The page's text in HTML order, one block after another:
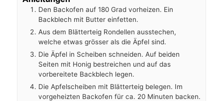
Den Backofen auf 180 Grad vorheizen. Ein
Backblech mit Butter einfetten.
Aus dem Blätterteig Rondellen ausstechen,
welche etwas grösser als die Äpfel sind.
Die Äpfel in Scheiben schneiden. Auf beiden
Seiten mit Honig bestreichen und auf das
vorbereitete Backblech legen.
Die Apfelscheiben mit Blätterteig belegen. Im
vorgeheizten Backofen für ca. 20 Minuten backen.